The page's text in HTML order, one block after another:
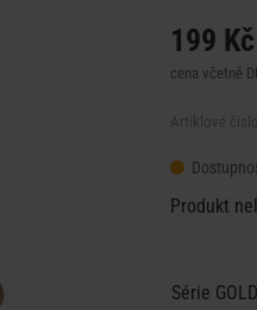
199 Kč
cena včetně
Produkt
Série